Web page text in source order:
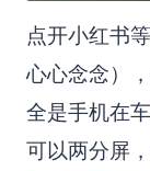
点开小红书
心心念念）
全是手机在
可以两分屏